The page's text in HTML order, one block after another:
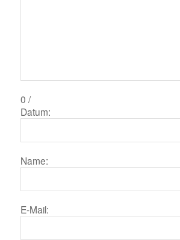
0 /
Datum:
Name:
E-Mail: